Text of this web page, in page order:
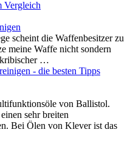
scheint die Waffenbesitzer zu
meine Waffe nicht sondern
…
von Ballistol.
sehr breiten
Bei Ölen von Klever ist das